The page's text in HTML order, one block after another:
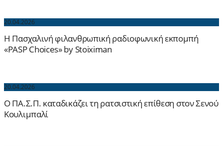
20.04.2026
H Πασχαλινή φιλανθρωπική ραδιοφωνική εκπομπή
«PASP Choices» by Stoiximan
20.04.2026
Ο ΠΑ.Σ.Π. καταδικάζει τη ρατσιστική επίθεση στον Σενού
Κουλιμπαλί